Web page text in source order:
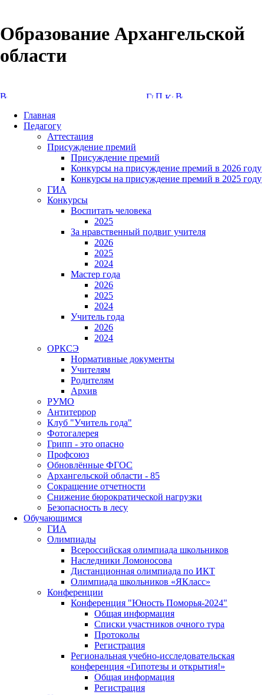
Образование Архангельской
области
Главная
Педагогу
Аттестация
Присуждение премий
Присуждение премий
Конкурсы на присуждение премий в 2026 году
Конкурсы на присуждение премий в 2025 году
ГИА
Конкурсы
Воспитать человека
2025
За нравственный подвиг учителя
2026
2025
2024
Мастер года
2026
2025
2024
Учитель года
2026
2024
ОРКСЭ
Нормативные документы
Учителям
Родителям
Архив
РУМО
Антитеррор
Клуб "Учитель года"
Фотогалерея
Грипп - это опасно
Профсоюз
Обновлённые ФГОС
Архангельской области - 85
Сокращение отчетности
Снижение бюрократической нагрузки
Безопасность в лесу
Обучающимся
ГИА
Олимпиады
Всероссийская олимпиада школьников
Наследники Ломоносова
Дистанционная олимпиада по ИКТ
Олимпиада школьников «ЯКласс»
Конференции
Конференция "Юность Поморья-2024"
Общая информация
Списки участников очного тура
Протоколы
Регистрация
Региональная учебно-исследовательская
конференция «Гипотезы и открытия!»
Общая информация
Регистрация